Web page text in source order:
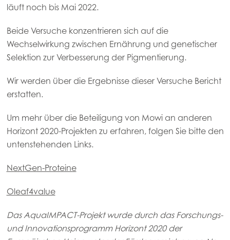
Mowi Poland
Mowi Scotland
Mowi Spain
Mowi Canada East
Mowi Canada West
läuft noch bis Mai 2022.
Beide Versuche konzentrieren sich auf die
Wechselwirkung zwischen Ernährung und genetischer
Selektion zur Verbesserung der Pigmentierung.
Wir werden über die Ergebnisse dieser Versuche Bericht
erstatten.
Um mehr über die Beteiligung von Mowi an anderen
Horizont 2020-Projekten zu erfahren, folgen Sie bitte den
untenstehenden Links.
NextGen-Proteine
Oleaf4value
Das AquaIMPACT-Projekt wurde durch das Forschungs-
und Innovationsprogramm Horizont 2020 der